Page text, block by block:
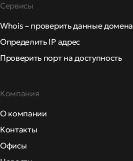
Сервисы
Whois – проверить данные домена
Определить IP адрес
Проверить порт на доступность
Компания
О компании
Контакты
Офисы